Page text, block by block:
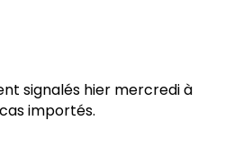
signalés hier mercredi à
importés.